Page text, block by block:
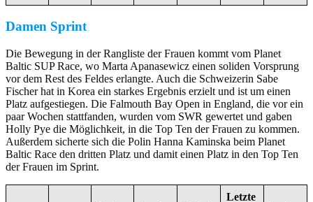
Damen Sprint
Die Bewegung in der Rangliste der Frauen kommt vom Planet
Baltic SUP Race, wo Marta Apanasewicz einen soliden Vorsprung
vor dem Rest des Feldes erlangte. Auch die Schweizerin Sabe
Fischer hat in Korea ein starkes Ergebnis erzielt und ist um einen
Platz aufgestiegen. Die Falmouth Bay Open in England, die vor ein
paar Wochen stattfanden, wurden vom SWR gewertet und gaben
Holly Pye die Möglichkeit, in die Top Ten der Frauen zu kommen.
Außerdem sicherte sich die Polin Hanna Kaminska beim Planet
Baltic Race den dritten Platz und damit einen Platz in den Top Ten
der Frauen im Sprint.
Letzte